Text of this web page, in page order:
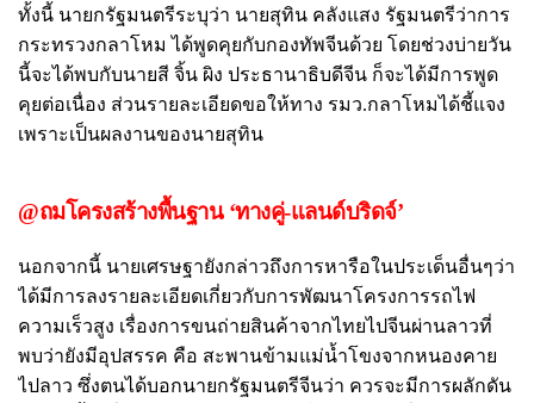
ทั้งนี้ นายกรัฐมนตรีระบุว่า นายสุทิน คลังแสง รัฐมนตรีว่าการ
กระทรวงกลาโหม ได้พูดคุยกับกองทัพจีนด้วย โดยช่วงบ่ายวัน
นี้จะได้พบกับนายสี จิ้น ผิง ประธานาธิบดีจีน ก็จะได้มีการพูด
คุยต่อเนื่อง ส่วนรายละเอียดขอให้ทาง รมว.กลาโหมได้ชี้แจง
เพราะเป็นผลงานของนายสุทิน
@ถมโครงสร้างพื้นฐาน ‘ทางคู่-แลนด์บริดจ์’
นอกจากนี้ นายเศรษฐายังกล่าวถึงการหารือในประเด็นอื่นๆว่า
ได้มีการลงรายละเอียดเกี่ยวกับการพัฒนาโครงการรถไฟ
ความเร็วสูง เรื่องการขนถ่ายสินค้าจากไทยไปจีนผ่านลาวที่
พบว่ายังมีอุปสรรค คือ สะพานข้ามแม่น้ำโขงจากหนองคาย
ไปลาว ซึ่งตนได้บอกนายกรัฐมนตรีจีนว่า ควรจะมีการผลักดัน